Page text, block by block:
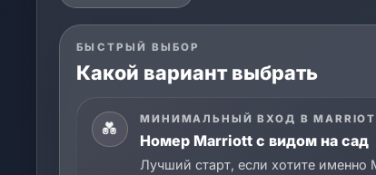
БЫСТРЫЙ ВЫБОР
Какой вариант выбрать
💑
МИНИМАЛЬНЫЙ ВХОД В
Номер Marriott с видом на сад
Лучший старт, если хотите именно